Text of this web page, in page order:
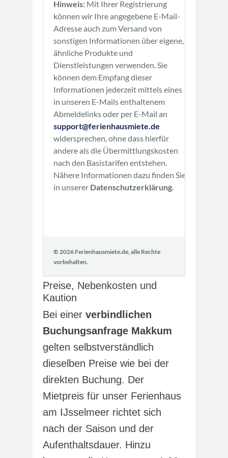
Preise, Nebenkosten und
Kaution
Bei einer verbindlichen
Buchungsanfrage Makkum
gelten selbstverständlich
dieselben Preise wie bei der
direkten Buchung. Der
Mietpreis für unser Ferienhaus
am IJsselmeer richtet sich
nach der Saison und der
Aufenthaltsdauer. Hinzu